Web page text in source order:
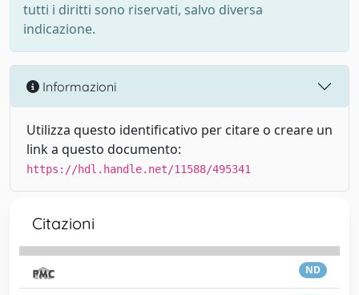
tutti i diritti sono riservati, salvo diversa
indicazione.
Informazioni
Utilizza questo identificativo per citare o creare un
link a questo documento:
https://hdl.handle.net/11588/495341
Citazioni
ND